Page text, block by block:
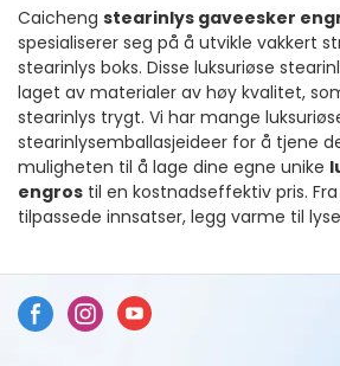
Caicheng stearinlys gaveesker
spesialiserer seg på å utvikle vakkert
stearinlys boks. Disse luksuriøse
laget av materialer av høy kvalitet,
stearinlys trygt. Vi har mange
stearinlysemballasjeideer for å tjene
muligheten til å lage dine egne unike
engros til en kostnadseffektiv pris.
tilpassede innsatser, legg varme til